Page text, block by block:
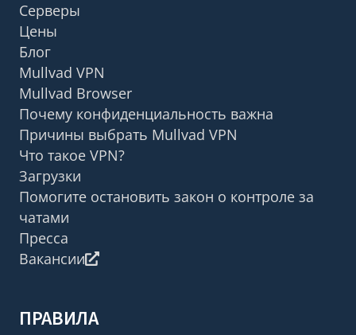
Серверы
Цены
Блог
Mullvad VPN
Mullvad Browser
Почему конфиденциальность важна
Причины выбрать Mullvad VPN
Что такое VPN?
Загрузки
Помогите остановить закон о контроле за
чатами
Пресса
Вакансии
ПРАВИЛА